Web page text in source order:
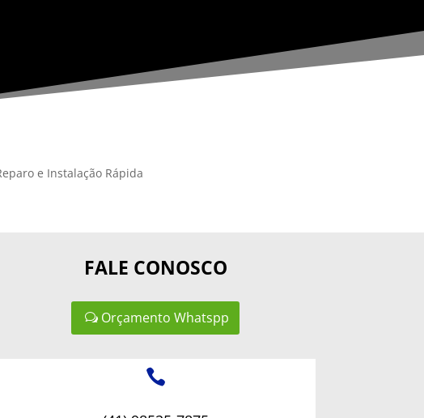
e Instalação Rápida
FALE CONOSCO
Orçamento Whatspp
